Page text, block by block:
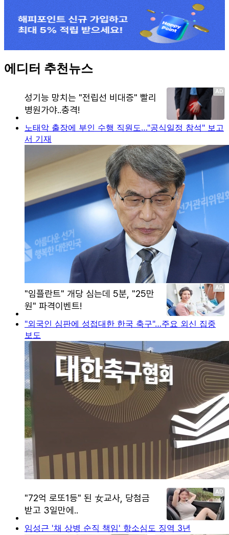
에디터 추천뉴스
노태악 출장에 부인 수행 직원도…"공식일정 참석" 보고
서 기재
"외국인 심판에 성접대한 한국 축구"…주요 외신 집중
보도
임성근 '채 상병 순직 책임' 항소심도 징역 3년